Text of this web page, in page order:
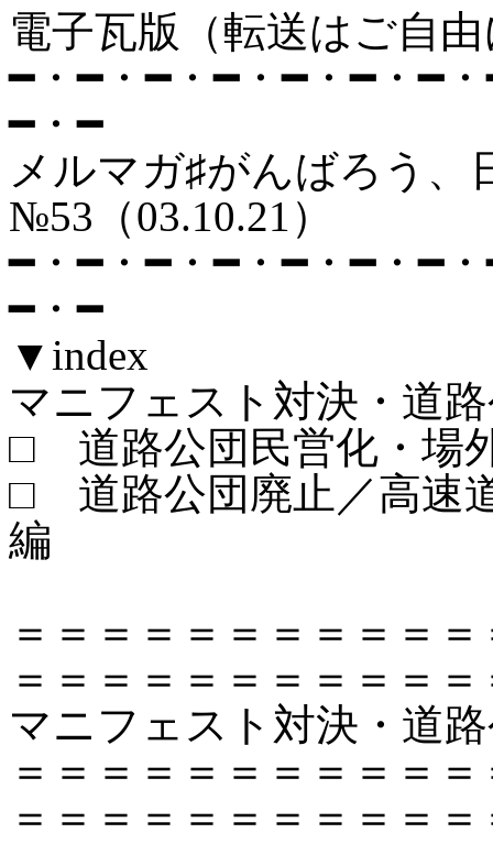
電子瓦版（転送はご自
━・━・━・━・━・━・━
━・━
メルマガ♯が
№53（03.10.21）
━・━・━・━・━・━・━
━・━
▼index
マニフェスト対決・道
□ 道路公団民営化・場
□ 道路公団廃止／高速
編
＝＝＝＝＝＝＝＝＝＝
＝＝＝＝＝＝＝＝＝＝
マニフェスト対決・道
＝＝＝＝＝＝＝＝＝＝
＝＝＝＝＝＝＝＝＝＝